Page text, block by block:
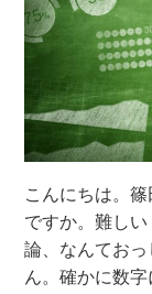
こんにちは。
ですか。難し
論、なんてお
ん。確かに数